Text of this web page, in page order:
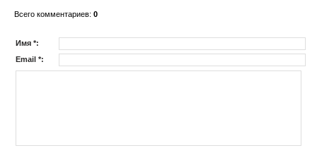
Всего комментариев: 0
Имя *:
Email *: